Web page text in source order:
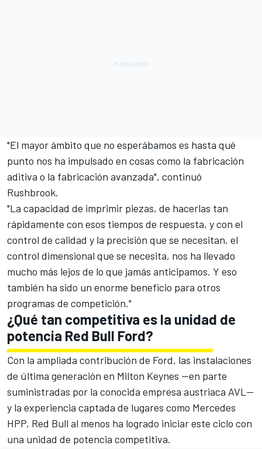
"El mayor ámbito que no esperábamos es hasta qué
punto nos ha impulsado en cosas como la fabricación
aditiva o la fabricación avanzada", continuó
Rushbrook.
"La capacidad de imprimir piezas, de hacerlas tan
rápidamente con esos tiempos de respuesta, y con el
control de calidad y la precisión que se necesitan, el
control dimensional que se necesita, nos ha llevado
mucho más lejos de lo que jamás anticipamos. Y eso
también ha sido un enorme beneficio para otros
programas de competición."
¿Qué tan competitiva es la unidad de
potencia Red Bull Ford?
Con la ampliada contribución de Ford, las instalaciones
de última generación en Milton Keynes —en parte
suministradas por la conocida empresa austriaca AVL—
y la experiencia captada de lugares como Mercedes
HPP, Red Bull al menos ha logrado iniciar este ciclo con
una unidad de potencia competitiva.